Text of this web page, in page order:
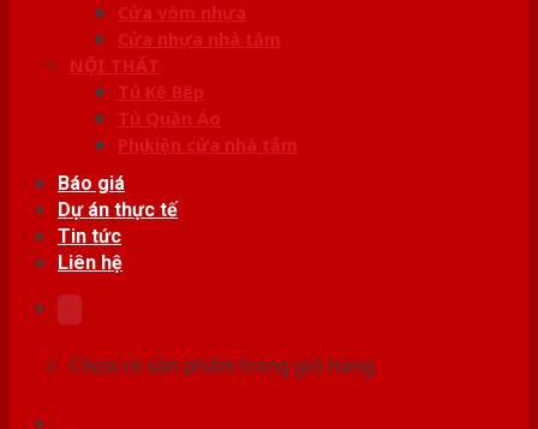
Cửa vòm nhựa
Cửa nhựa nhà tắm
NỘI THẤT
Tủ Kệ Bếp
Tủ Quần Áo
Phụ kiện cửa nhà tắm
Báo giá
Dự án thực tế
Tin tức
Liên hệ
Chưa có sản phẩm trong giỏ hàng.